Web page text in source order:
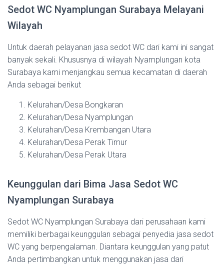
Sedot WC Nyamplungan Surabaya Melayani
Wilayah
Untuk daerah pelayanan jasa sedot WC dari kami ini sangat
banyak sekali. Khususnya di wilayah Nyamplungan kota
Surabaya kami menjangkau semua kecamatan di daerah
Anda sebagai berikut
Kelurahan/Desa Bongkaran
Kelurahan/Desa Nyamplungan
Kelurahan/Desa Krembangan Utara
Kelurahan/Desa Perak Timur
Kelurahan/Desa Perak Utara
Keunggulan dari Bima Jasa Sedot WC
Nyamplungan Surabaya
Sedot WC Nyamplungan Surabaya dari perusahaan kami
memiliki berbagai keunggulan sebagai penyedia jasa sedot
WC yang berpengalaman. Diantara keunggulan yang patut
Anda pertimbangkan untuk menggunakan jasa dari